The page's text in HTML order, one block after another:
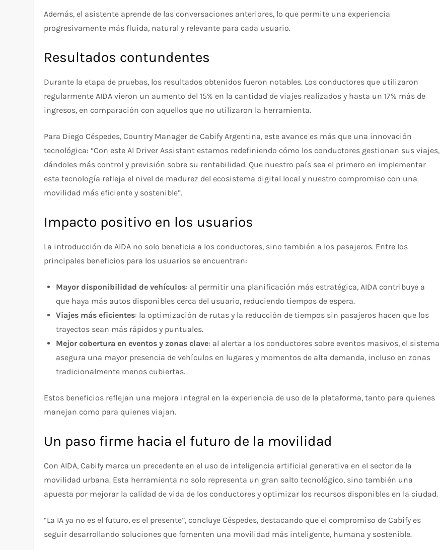
Además, el asistente aprende de las conversaciones anteriores, lo que permite una experiencia
progresivamente más fluida, natural y relevante para cada usuario.
Resultados contundentes
Durante la etapa de pruebas, los resultados obtenidos fueron notables. Los conductores que utilizaron
regularmente AIDA vieron un aumento del 15% en la cantidad de viajes realizados y hasta un 17% más de
ingresos, en comparación con aquellos que no utilizaron la herramienta.
Para Diego Céspedes, Country Manager de Cabify Argentina, este avance es más que una innovación
tecnológica: “Con este AI Driver Assistant estamos redefiniendo cómo los conductores gestionan sus viajes,
dándoles más control y previsión sobre su rentabilidad. Que nuestro país sea el primero en implementar
esta tecnología refleja el nivel de madurez del ecosistema digital local y nuestro compromiso con una
movilidad más eficiente y sostenible”.
Impacto positivo en los usuarios
La introducción de AIDA no solo beneficia a los conductores, sino también a los pasajeros. Entre los
principales beneficios para los usuarios se encuentran:
Mayor disponibilidad de vehículos: al permitir una planificación más estratégica, AIDA contribuye a
que haya más autos disponibles cerca del usuario, reduciendo tiempos de espera.
Viajes más eficientes: la optimización de rutas y la reducción de tiempos sin pasajeros hacen que los
trayectos sean más rápidos y puntuales.
Mejor cobertura en eventos y zonas clave: al alertar a los conductores sobre eventos masivos, el sistema
asegura una mayor presencia de vehículos en lugares y momentos de alta demanda, incluso en zonas
tradicionalmente menos cubiertas.
Estos beneficios reflejan una mejora integral en la experiencia de uso de la plataforma, tanto para quienes
manejan como para quienes viajan.
Un paso firme hacia el futuro de la movilidad
Con AIDA, Cabify marca un precedente en el uso de inteligencia artificial generativa en el sector de la
movilidad urbana. Esta herramienta no solo representa un gran salto tecnológico, sino también una
apuesta por mejorar la calidad de vida de los conductores y optimizar los recursos disponibles en la ciudad.
“La IA ya no es el futuro, es el presente”, concluye Céspedes, destacando que el compromiso de Cabify es
seguir desarrollando soluciones que fomenten una movilidad más inteligente, humana y sostenible.